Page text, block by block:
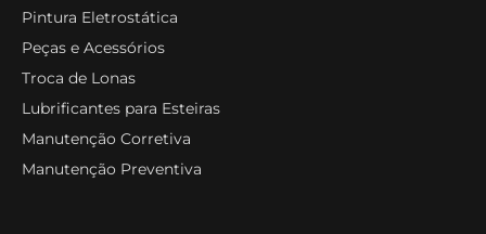
Pintura Eletrostática
Peças e Acessórios
Troca de Lonas
Lubrificantes para Esteiras
Manutenção Corretiva
Manutenção Preventiva